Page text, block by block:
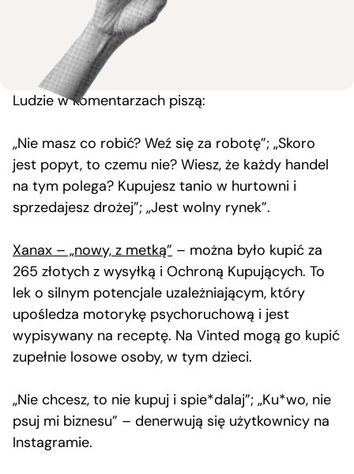
Ludzie w komentarzach piszą:
„Nie masz co robić? Weź się za robotę”; „Skoro
jest popyt, to czemu nie? Wiesz, że każdy handel
na tym polega? Kupujesz tanio w hurtowni i
sprzedajesz drożej”; „Jest wolny rynek”.
Xanax – „nowy, z metką” – można było kupić za
265 złotych z wysyłką i Ochroną Kupujących. To
lek o silnym potencjale uzależniającym, który
upośledza motorykę psychoruchową i jest
wypisywany na receptę. Na Vinted mogą go kupić
zupełnie losowe osoby, w tym dzieci.
„Nie chcesz, to nie kupuj i spie*dalaj”; „Ku*wo, nie
psuj mi biznesu” – denerwują się użytkownicy na
Instagramie.